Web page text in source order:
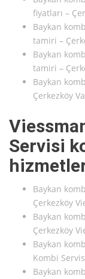
fiyatları –
Baykan
tamiri –
Baykan
tamiri –
Baykan
Çerkezköy
Servisi
Baykan
Çerkezköy
Baykan
Çerkezköy
Baykan
Kombi
Baykan